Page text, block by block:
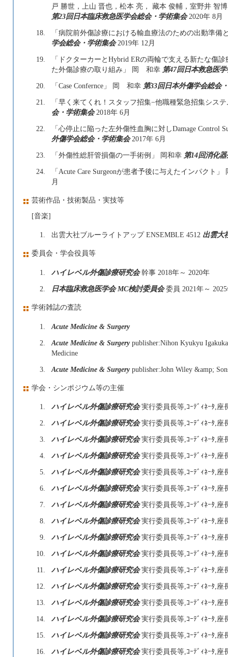
戸 勝世，上山 晋也，松本 亮， 藏本 俊輔，室野井 智
第23回日本臨床救急医学会総会・学術集会2020年 8月
18.
「病院前外傷診療における輸血療法のための出動準
学会総会・学術集会2019年 12月
19.
「ドクターカーとHybrid ERの両輪で支える新たな傷
た外傷診療の取り組み」 岡 和幸 第47回日本救急医
20.
「Case Confernce」 岡 和幸 第33回日本外傷学会総会
21.
「早く来てくれ！スタッフ招集−他職種緊急招集シ
会・学術集会2018年 6月
22.
「心停止に陥った左外傷性血胸に対しDamage Control
外傷学会総会・学術集会2017年 6月
23.
「外傷性総肝管損傷の一手術例」 岡和幸 第14回消化
24.
「Acute Care Surgeonが患者予後に与えたインパクト
月
芸術作品・技術製品・実技等
[音楽]
1. 出雲大社ブルーライトアップ ENSEMBLE 4512 出雲大
委員会・学会役員等
1. ハイレベル外傷診療研究会幹事 2018年～ 2020年
2.
日本臨床救急医学会 MC検討委員会委員 2021年～
学術雑誌の査読
1.
Acute Medicine & Surgery
2.
Acute Medicine & Surgerypublisher:Nihon Kyukyu
Medicine
3.
Acute Medicine & Surgerypublisher:John Wiley &amp;
学会・シンポジウム等の主催
1. ハイレベル外傷診療研究会実行委員長等,ｺｰﾃﾞｨﾈｰﾀ,座
2.
ハイレベル外傷診療研究会実行委員長等,ｺｰﾃﾞｨﾈｰﾀ,座
3.
ハイレベル外傷診療研究会実行委員長等,ｺｰﾃﾞｨﾈｰﾀ,座
4.
ハイレベル外傷診療研究会実行委員長等,ｺｰﾃﾞｨﾈｰﾀ,座
5.
ハイレベル外傷診療研究会実行委員長等,ｺｰﾃﾞｨﾈｰﾀ,座
6.
ハイレベル外傷診療研究会実行委員長等,ｺｰﾃﾞｨﾈｰﾀ,座
7.
ハイレベル外傷診療研究会実行委員長等,ｺｰﾃﾞｨﾈｰﾀ,座
8.
ハイレベル外傷診療研究会実行委員長等,ｺｰﾃﾞｨﾈｰﾀ,座
9.
ハイレベル外傷診療研究会実行委員長等,ｺｰﾃﾞｨﾈｰﾀ,座
10.
ハイレベル外傷診療研究会実行委員長等,ｺｰﾃﾞｨﾈｰﾀ,座
11.
ハイレベル外傷診療研究会実行委員長等,ｺｰﾃﾞｨﾈｰﾀ,座
12.
ハイレベル外傷診療研究会実行委員長等,ｺｰﾃﾞｨﾈｰﾀ,座
13.
ハイレベル外傷診療研究会実行委員長等,ｺｰﾃﾞｨﾈｰﾀ,座
14.
ハイレベル外傷診療研究会実行委員長等,ｺｰﾃﾞｨﾈｰﾀ,座
15.
ハイレベル外傷診療研究会実行委員長等,ｺｰﾃﾞｨﾈｰﾀ,座
16.
ハイレベル外傷診療研究会実行委員長等,ｺｰﾃﾞｨﾈｰﾀ,座